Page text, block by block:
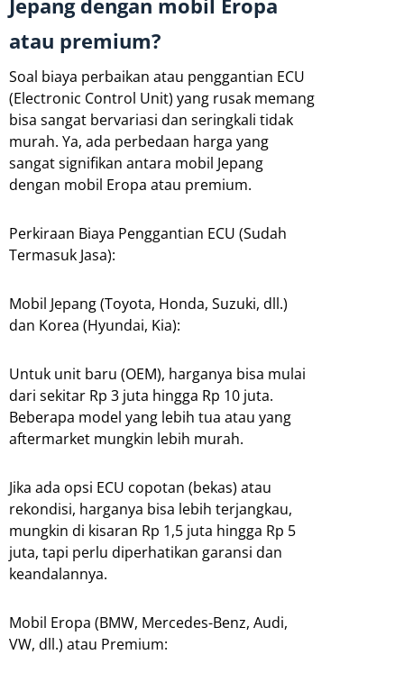
Jepang dengan mobil Eropa
atau premium?
Soal biaya perbaikan atau penggantian ECU
(Electronic Control Unit) yang rusak memang
bisa sangat bervariasi dan seringkali tidak
murah. Ya, ada perbedaan harga yang
sangat signifikan antara mobil Jepang
dengan mobil Eropa atau premium.
Perkiraan Biaya Penggantian ECU (Sudah
Termasuk Jasa):
Mobil Jepang (Toyota, Honda, Suzuki, dll.)
dan Korea (Hyundai, Kia):
Untuk unit baru (OEM), harganya bisa mulai
dari sekitar Rp 3 juta hingga Rp 10 juta.
Beberapa model yang lebih tua atau yang
aftermarket mungkin lebih murah.
Jika ada opsi ECU copotan (bekas) atau
rekondisi, harganya bisa lebih terjangkau,
mungkin di kisaran Rp 1,5 juta hingga Rp 5
juta, tapi perlu diperhatikan garansi dan
keandalannya.
Mobil Eropa (BMW, Mercedes-Benz, Audi,
VW, dll.) atau Premium: